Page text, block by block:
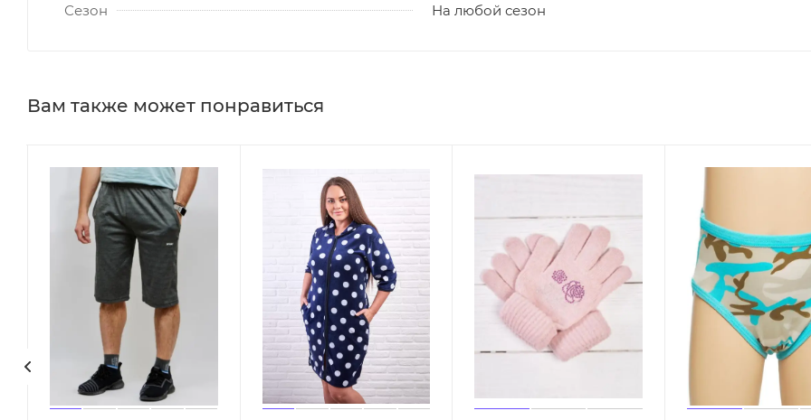
Сезон
На любой сезон
Вам также может понравиться